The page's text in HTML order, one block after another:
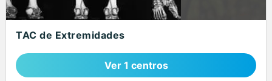
TAC de Extremidades
Ver 1 centros